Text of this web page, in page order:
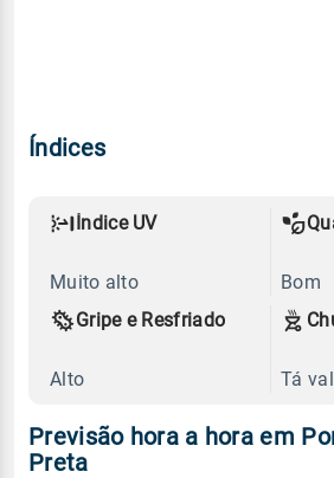
Índices
Índice UV
Muito alto
Bom
Gripe e Resfriado
Alto Tá
Previsão hora a hora em
Preta